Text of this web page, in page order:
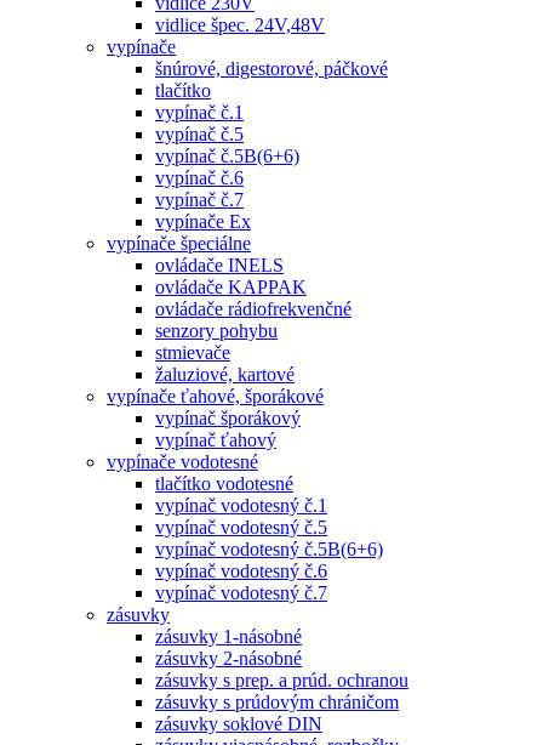
vidlice špec. 24V,48V
vypínače
šnúrové, digestorové, páčkové
tlačítko
vypínač č.1
vypínač č.5
vypínač č.5B(6+6)
vypínač č.6
vypínač č.7
vypínače Ex
vypínače špeciálne
ovládače INELS
ovládače KAPPAK
ovládače rádiofrekvenčné
senzory pohybu
stmievače
žaluziové, kartové
vypínače ťahové, šporákové
vypínač šporákový
vypínač ťahový
vypínače vodotesné
tlačítko vodotesné
vypínač vodotesný č.1
vypínač vodotesný č.5
vypínač vodotesný č.5B(6+6)
vypínač vodotesný č.6
vypínač vodotesný č.7
zásuvky
zásuvky 1-násobné
zásuvky 2-násobné
zásuvky s prep. a prúd. ochranou
zásuvky s prúdovým chráničom
zásuvky soklové DIN